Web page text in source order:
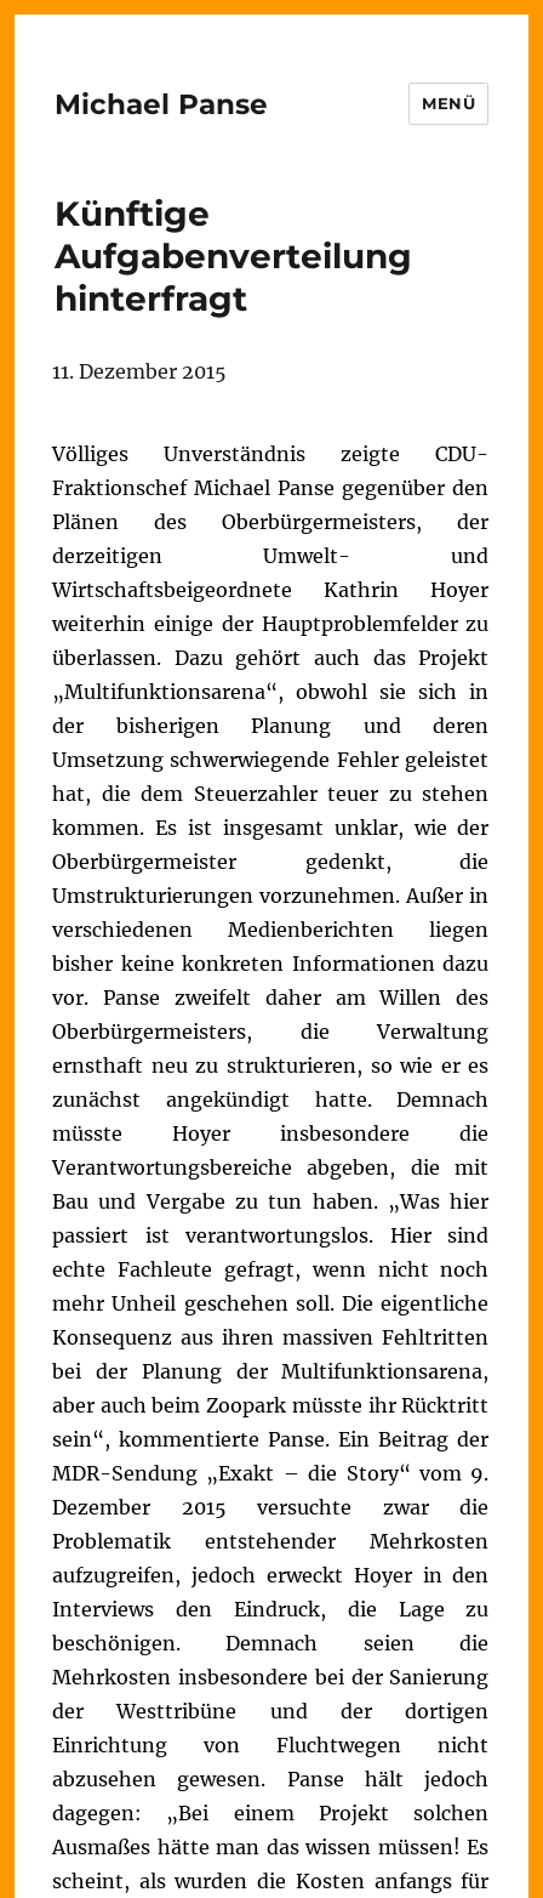
Michael Panse MENÜ
Künftige
Aufgabenverteilung
hinterfragt
11. Dezember 2015
Völliges Unverständnis zeigte CDU-
Fraktionschef Michael Panse gegenüber den
Plänen des Oberbürgermeisters, der
derzeitigen Umwelt- und
Wirtschaftsbeigeordnete Kathrin Hoyer
weiterhin einige der Hauptproblemfelder zu
überlassen. Dazu gehört auch das Projekt
„Multifunktionsarena“, obwohl sie sich in
der bisherigen Planung und deren
Umsetzung schwerwiegende Fehler geleistet
hat, die dem Steuerzahler teuer zu stehen
kommen. Es ist insgesamt unklar, wie der
Oberbürgermeister gedenkt, die
Umstrukturierungen vorzunehmen. Außer in
verschiedenen Medienberichten liegen
bisher keine konkreten Informationen dazu
vor. Panse zweifelt daher am Willen des
Oberbürgermeisters, die Verwaltung
ernsthaft neu zu strukturieren, so wie er es
zunächst angekündigt hatte. Demnach
müsste Hoyer insbesondere die
Verantwortungsbereiche abgeben, die mit
Bau und Vergabe zu tun haben. „Was hier
passiert ist verantwortungslos. Hier sind
echte Fachleute gefragt, wenn nicht noch
mehr Unheil geschehen soll. Die eigentliche
Konsequenz aus ihren massiven Fehltritten
bei der Planung der Multifunktionsarena,
aber auch beim Zoopark müsste ihr Rücktritt
sein“, kommentierte Panse.Ein Beitrag der
MDR-Sendung „Exakt – die Story“ vom 9.
Dezember 2015 versuchte zwar die
Problematik entstehender Mehrkosten
aufzugreifen, jedoch erweckt Hoyer in den
Interviews den Eindruck, die Lage zu
beschönigen. Demnach seien die
Mehrkosten insbesondere bei der Sanierung
der Westtribüne und der dortigen
Einrichtung von Fluchtwegen nicht
abzusehen gewesen. Panse hält jedoch
dagegen: „Bei einem Projekt solchen
Ausmaßes hätte man das wissen müssen! Es
scheint, als wurden die Kosten anfangs für